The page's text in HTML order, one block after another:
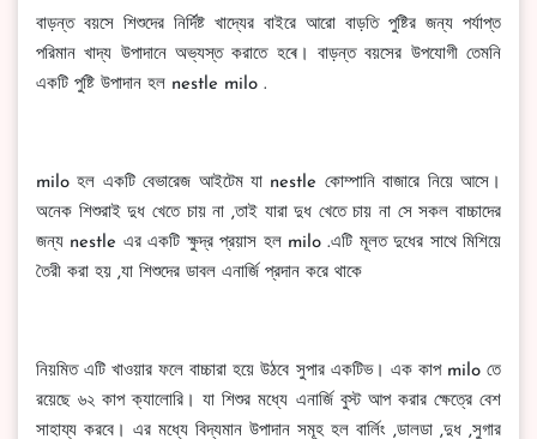
বাড়ন্ত বয়সে শিশুদের নির্দিষ্ট খাদ্যের বাইরে আরো বাড়তি পুষ্টির জন্য পর্যাপ্ত
পরিমান খাদ্য উপাদানে অভ্যস্ত করাতে হৰে। বাড়ন্ত বয়সের উপযোগী তেমনি
একটি পুষ্টি উপাদান হল nestle milo .
milo হল একটি বেভারেজ আইটেম যা nestle কোম্পানি বাজারে নিয়ে আসে।
অনেক শিশুরাই দুধ খেতে চায় না ,তাই যারা দুধ খেতে চায় না সে সকল বাচ্চাদের
জন্য nestle এর একটি ক্ষুদ্র প্রয়াস হল milo .এটি মূলত দুধের সাথে মিশিয়ে
তৈরী করা হয় ,যা শিশুদের ডাবল এনার্জি প্রদান করে থাকে
নিয়মিত এটি খাওয়ার ফলে বাচ্চারা হয়ে উঠবে সুপার একটিভ। এক কাপ milo তে
রয়েছে ৬২ কাপ ক্যালোরি। যা শিশুর মধ্যে এনার্জি বুস্ট আপ করার ক্ষেত্রে বেশ
সাহায্য করবে। এর মধ্যে বিদ্যমান উপাদান সমূহ হল বার্লিং ,ডালডা ,দুধ ,সুগার